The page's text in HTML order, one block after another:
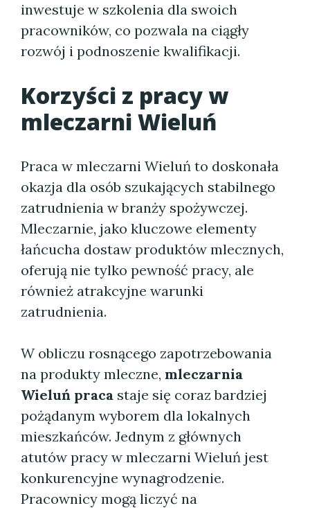
inwestuje w szkolenia dla swoich
pracowników, co pozwala na ciągły
rozwój i podnoszenie kwalifikacji.
Korzyści z pracy w
mleczarni Wieluń
Praca w mleczarni Wieluń to doskonała
okazja dla osób szukających stabilnego
zatrudnienia w branży spożywczej.
Mleczarnie, jako kluczowe elementy
łańcucha dostaw produktów mlecznych,
oferują nie tylko pewność pracy, ale
również atrakcyjne warunki
zatrudnienia.
W obliczu rosnącego zapotrzebowania
na produkty mleczne, mleczarnia
Wieluń praca staje się coraz bardziej
pożądanym wyborem dla lokalnych
mieszkańców. Jednym z głównych
atutów pracy w mleczarni Wieluń jest
konkurencyjne wynagrodzenie.
Pracownicy mogą liczyć na